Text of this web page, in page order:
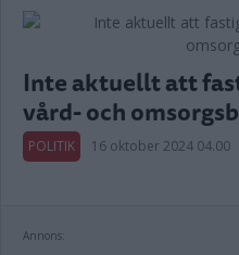
Inte aktuellt att
vård- och
POLITIK 16 oktober 2024 04.00
Annons: